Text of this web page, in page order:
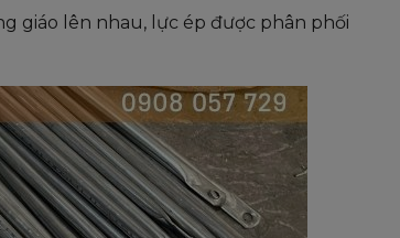
giáo lên nhau, lực ép được phân phối